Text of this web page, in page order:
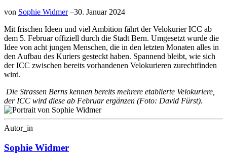
von Sophie Widmer –30. Januar 2024
Mit frischen Ideen und viel Ambition fährt der Velokurier ICC ab
dem 5. Februar offiziell durch die Stadt Bern. Umgesetzt wurde die
Idee von acht jungen Menschen, die in den letzten Monaten alles in
den Aufbau des Kuriers gesteckt haben. Spannend bleibt, wie sich
der ICC zwischen bereits vorhandenen Velokurieren zurechtfinden
wird.
Die Strassen Berns kennen bereits mehrere etablierte Velokuriere,
der ICC wird diese ab Februar ergänzen (Foto: David Fürst).
Autor_in
Sophie Widmer